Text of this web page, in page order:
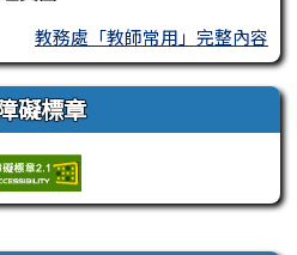
教務處「教師常用」完整內容
礙標章